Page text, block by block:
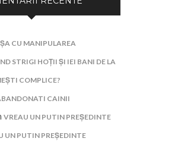
CU MANIPULAREA
STRIGI HOȚII ȘI IEI BANI DE LA
COMPLICE?
CAINII
VREAU UN PUTIN PREȘEDINTE
UN PUTIN PREȘEDINTE